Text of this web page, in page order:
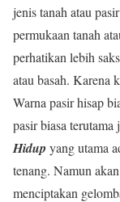
jenis tanah atau
permukaan tanah
perhatikan lebih
atau basah. Karena
Warna pasir hisap
pasir biasa terutama
Hidup yang utama
tenang. Namun
menciptakan